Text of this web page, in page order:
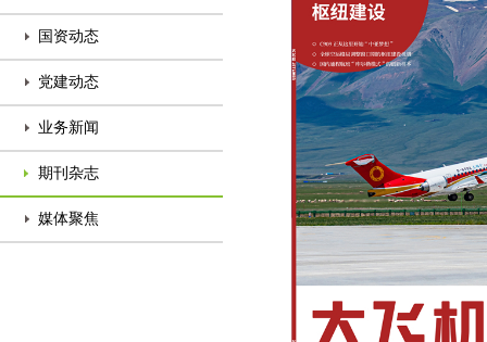
国资动态
党建动态
业务新闻
期刊杂志
媒体聚焦